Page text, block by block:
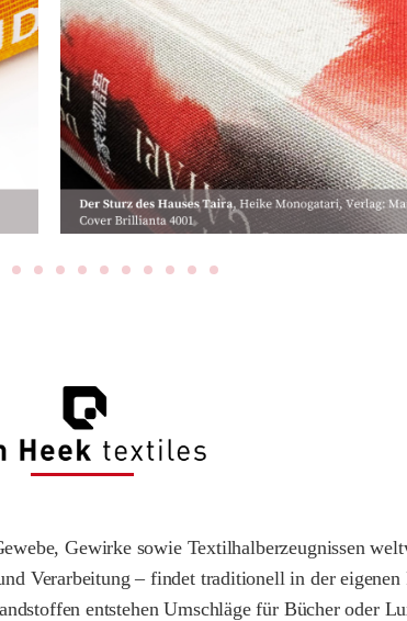
Gewirke sowie Textilhalberzeugnissen
Verarbeitung – findet traditionell in der
entstehen Umschläge für Bücher oder